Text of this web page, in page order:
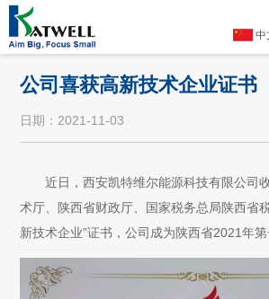
中
公司喜获高新技术企业证书
日期：2021-11-03
近日，西安凯特维尔能源科技有限公司
术厅、陕西省财政厅、国家税务总局陕西省
新技术企业”证书，公司成为陕西省2021年第